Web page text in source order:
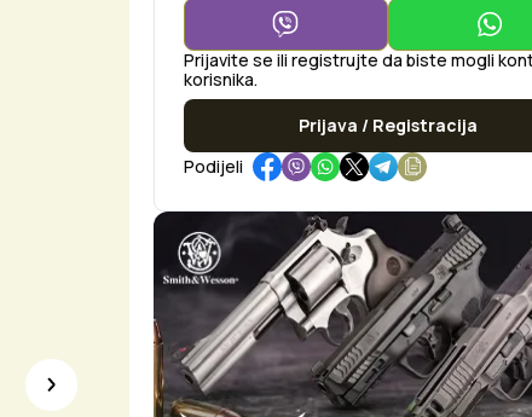
Prijavite se ili registrujte da biste mogli
korisnika.
Prijava / Registracija
Podijeli